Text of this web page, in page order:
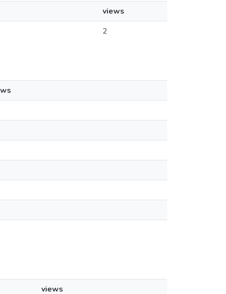
views
2
views